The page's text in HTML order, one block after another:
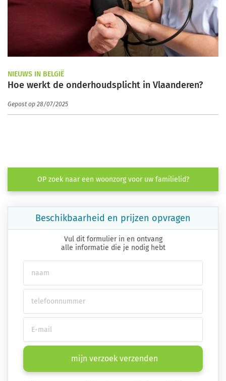
NIEUWS IN BELGIË
Hoe werkt de onderhoudsplicht in Vlaanderen?
Gepost op 28/07/2025
OP zoek naar een woonzorg voor uw familielid?
Beschikbaarheid en prijzen opvragen
Vul dit formulier in en ontvang
alle informatie die je nodig hebt
mijn verzoek verzenden